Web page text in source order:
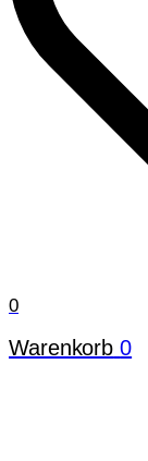
0
Warenkorb 0